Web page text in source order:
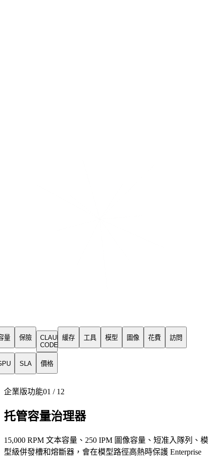
量 保險
CLAUDE
CODE
緩存 工具 模型 圖像 花費 訪問
SLA 價格
企業版功能01 / 12
托管容量治理器
15,000 RPM 文本容量、250 IPM 圖像容量、短准入隊列、模
型級併發槽和熔斷器，會在模型路徑高熱時保護 Enterprise